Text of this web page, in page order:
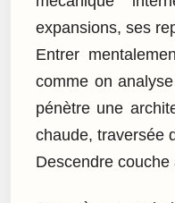
expansions, ses
Entrer
comme on
pénètre une
chaude, traversée
Descendre couche